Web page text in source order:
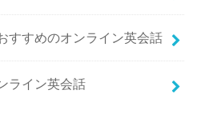
すすめのオンライン英会話
ライン英会話